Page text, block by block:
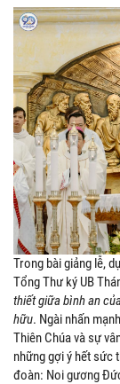
Trong bài giảng lễ,
Tổng Thư ký UB
thiết giữa bình an
hữu. Ngài nhấn
Thiên Chúa và sự
những gợi ý hết sức
đoàn: Noi gương